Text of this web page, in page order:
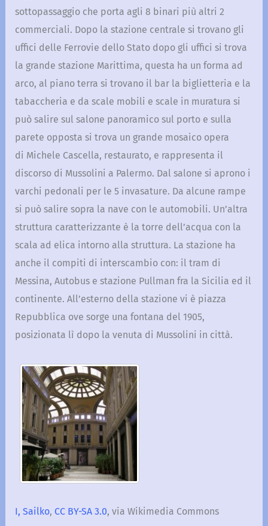
sottopassaggio che porta agli 8 binari più altri 2
commerciali. Dopo la stazione centrale si trovano gli
uffici delle Ferrovie dello Stato dopo gli uffici si trova
la grande stazione Marittima, questa ha un forma ad
arco, al piano terra si trovano il bar la biglietteria e la
tabaccheria e da scale mobili e scale in muratura si
può salire sul salone panoramico sul porto e sulla
parete opposta si trova un grande mosaico opera
di Michele Cascella, restaurato, e rappresenta il
discorso di Mussolini a Palermo. Dal salone si aprono i
varchi pedonali per le 5 invasature. Da alcune rampe
si può salire sopra la nave con le automobili. Un’altra
struttura caratterizzante è la torre dell’acqua con la
scala ad elica intorno alla struttura. La stazione ha
anche il compiti di interscambio con: il tram di
Messina, Autobus e stazione Pullman fra la Sicilia ed il
continente. All’esterno della stazione vi è piazza
Repubblica ove sorge una fontana del 1905,
posizionata lì dopo la venuta di Mussolini in città.
I, Sailko, CC BY-SA 3.0, via Wikimedia Commons